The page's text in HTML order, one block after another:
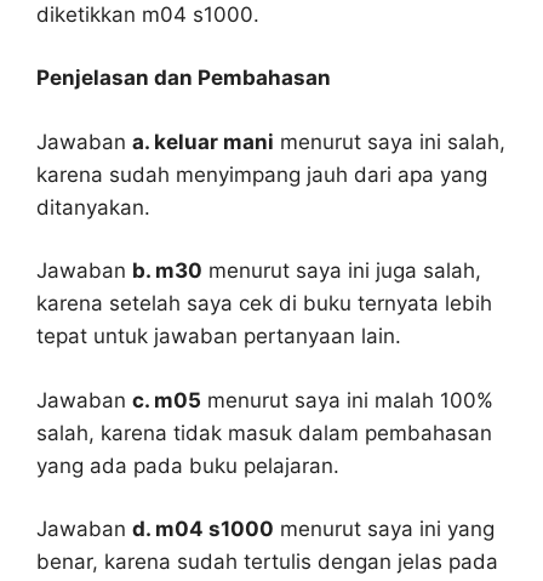
diketikkan m04 s1000.
Penjelasan dan Pembahasan
Jawaban a. keluar mani menurut saya ini salah,
karena sudah menyimpang jauh dari apa yang
ditanyakan.
Jawaban b. m30 menurut saya ini juga salah,
karena setelah saya cek di buku ternyata lebih
tepat untuk jawaban pertanyaan lain.
Jawaban c. m05 menurut saya ini malah 100%
salah, karena tidak masuk dalam pembahasan
yang ada pada buku pelajaran.
Jawaban d. m04 s1000 menurut saya ini yang
benar, karena sudah tertulis dengan jelas pada